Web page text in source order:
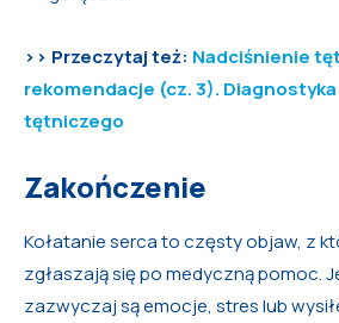
>> Przeczytaj też: Nadciśnienie
rekomendacje (cz. 3).
tętniczego
Zakończenie
Kołatanie serca to częsty objaw, z
zgłaszają się po medyczną pomoc.
zazwyczaj są emocje, stres lub